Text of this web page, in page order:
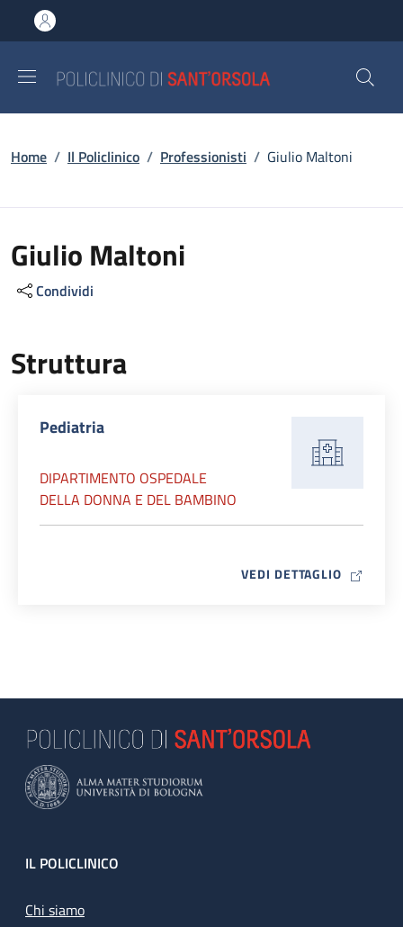
al contenuto principale
to footer content
Briciole di pane
Home / Il Policlinico / Professionisti / Giulio Maltoni
Giulio Maltoni
Condividi
Struttura
Pediatria
DIPARTIMENTO OSPEDALE
DELLA DONNA E DEL BAMBINO
VEDI DETTAGLIO MAP ICON
Footer
IL POLICLINICO
Chi siamo